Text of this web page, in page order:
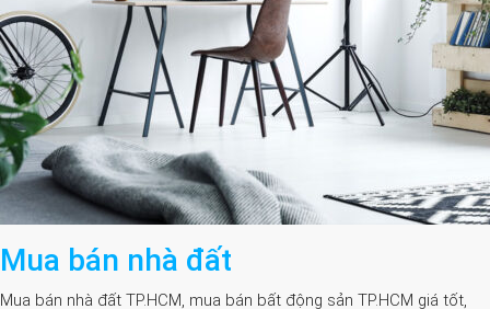
Mua bán nhà đất
Mua bán nhà đất TP.HCM, mua bán bất động sản TP.HCM giá tốt,